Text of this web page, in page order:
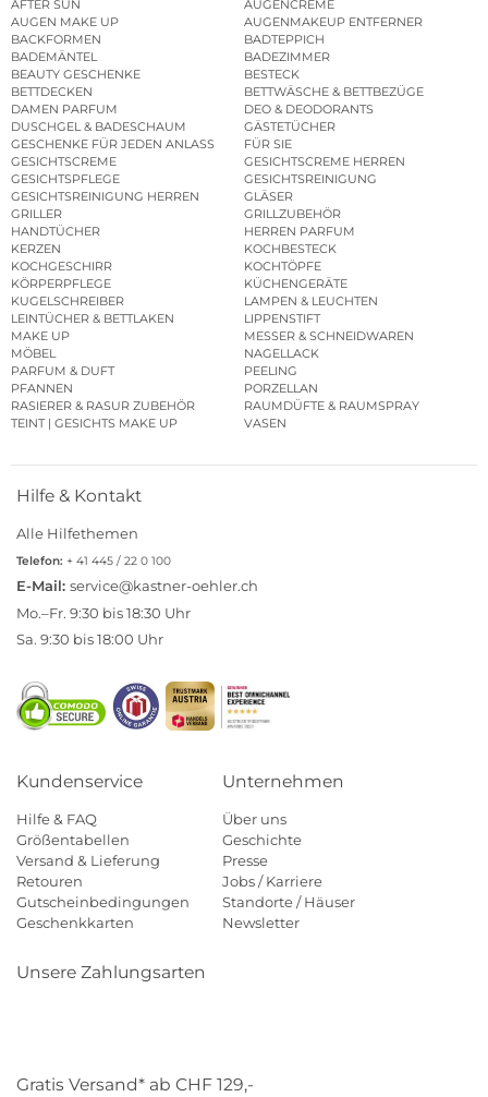
AFTER SUN
AUGENCREME
AUGEN MAKE UP
AUGENMAKEUP ENTFERNER
BACKFORMEN
BADTEPPICH
BADEMÄNTEL
BADEZIMMER
BEAUTY GESCHENKE
BESTECK
BETTDECKEN
BETTWÄSCHE & BETTBEZÜGE
DAMEN PARFUM
DEO & DEODORANTS
DUSCHGEL & BADESCHAUM
GÄSTETÜCHER
GESCHENKE FÜR JEDEN ANLASS
FÜR SIE
GESICHTSCREME
GESICHTSCREME HERREN
GESICHTSPFLEGE
GESICHTSREINIGUNG
GESICHTSREINIGUNG HERREN
GLÄSER
GRILLER
GRILLZUBEHÖR
HANDTÜCHER
HERREN PARFUM
KERZEN
KOCHBESTECK
KOCHGESCHIRR
KOCHTÖPFE
KÖRPERPFLEGE
KÜCHENGERÄTE
KUGELSCHREIBER
LAMPEN & LEUCHTEN
LEINTÜCHER & BETTLAKEN
LIPPENSTIFT
MAKE UP
MESSER & SCHNEIDWAREN
MÖBEL
NAGELLACK
PARFUM & DUFT
PEELING
PFANNEN
PORZELLAN
RASIERER & RASUR ZUBEHÖR
RAUMDÜFTE & RAUMSPRAY
TEINT | GESICHTS MAKE UP
VASEN
Hilfe & Kontakt
Alle Hilfethemen
Telefon: + 41 445 / 22 0 100
E-Mail: service@kastner-oehler.ch
Mo.–Fr. 9:30 bis 18:30 Uhr
Sa. 9:30 bis 18:00 Uhr
Kundenservice
Hilfe & FAQ
Größentabellen
Versand & Lieferung
Retouren
Gutscheinbedingungen
Geschenkkarten
Unternehmen
Über uns
Geschichte
Presse
Jobs / Karriere
Standorte / Häuser
Newsletter
Unsere Zahlungsarten
Gratis Versand* ab CHF 129,-